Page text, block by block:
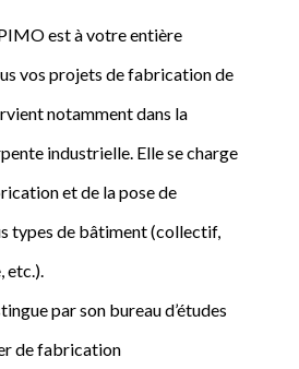
est à votre entière
vos projets de fabrication de
notamment dans la
industrielle. Elle se charge
et de la pose de
types de bâtiment (collectif,
etc.).
par son bureau d’études
de fabrication